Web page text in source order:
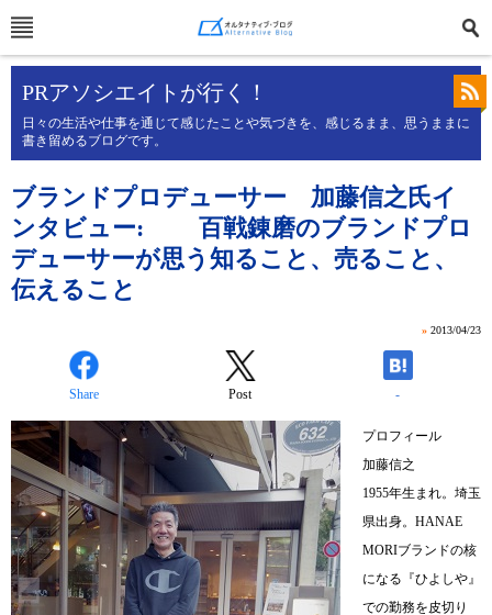
PRアソシエイトが行く！
日々の生活や仕事を通じて感じたことや気づきを、感じるまま、思うままに
書き留めるブログです。
ブランドプロデューサー 加藤信之氏イ
ンタビュー: 百戦錬磨のブランドプロ
デューサーが思う知ること、売ること、
伝えること
» 2013/04/23
Share Post -
プロフィール
加藤信之
1955年生まれ。埼玉
県出身。HANAE
MORIブランドの核
になる『ひよしや』
での勤務を皮切り